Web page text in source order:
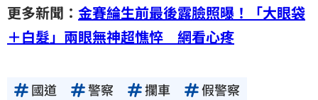
更多新聞： 金賽綸生前最後露臉照曝！「大眼袋
＋白髮」兩眼無神超憔悴 網看心疼
國道 警察 攔車 假警察